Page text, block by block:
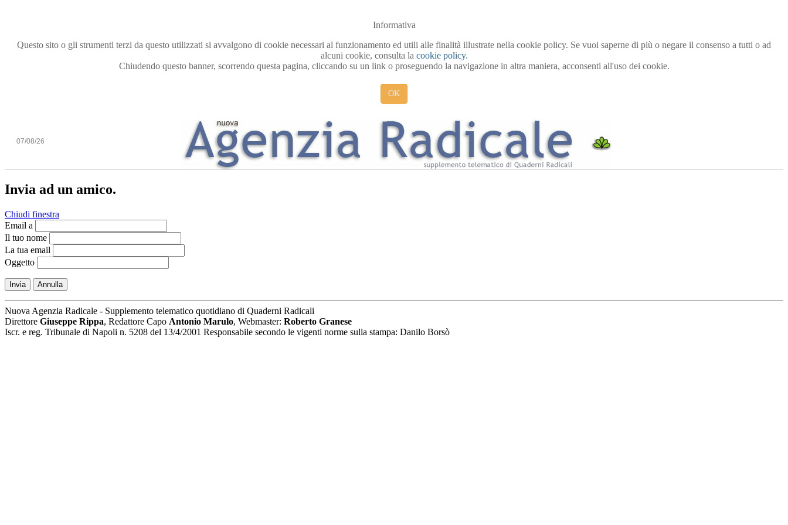
Informativa
Questo sito o gli strumenti terzi da questo utilizzati si avvalgono di cookie necessari al funzionamento ed utili alle finalità illustrate nella cookie policy. Se vuoi saperne di più o negare il consenso a tutti o ad
alcuni cookie, consulta la cookie policy.
Chiudendo questo banner, scorrendo questa pagina, cliccando su un link o proseguendo la navigazione in altra maniera, acconsenti all'uso dei cookie.
OK
07/08/26
Invia ad un amico.
Chiudi finestra
Email a
Il tuo nome
La tua email
Oggetto
Invia Annulla
Nuova Agenzia Radicale - Supplemento telematico quotidiano di Quaderni Radicali
Direttore Giuseppe Rippa, Redattore Capo Antonio Marulo, Webmaster: Roberto Granese
Iscr. e reg. Tribunale di Napoli n. 5208 del 13/4/2001 Responsabile secondo le vigenti norme sulla stampa: Danilo Borsò